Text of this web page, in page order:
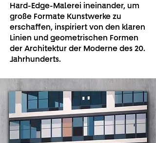
Hard-Edge-Malerei ineinander, um
große Formate Kunstwerke zu
erschaffen, inspiriert von den klaren
Linien und geometrischen Formen
der Architektur der Moderne des 20.
Jahrhunderts.